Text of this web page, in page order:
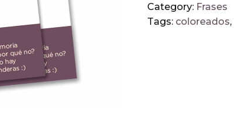
Category: Frases
Tags: coloreados,